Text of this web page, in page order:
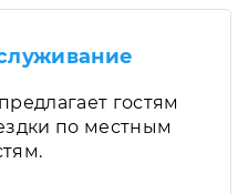
гостям
по местным